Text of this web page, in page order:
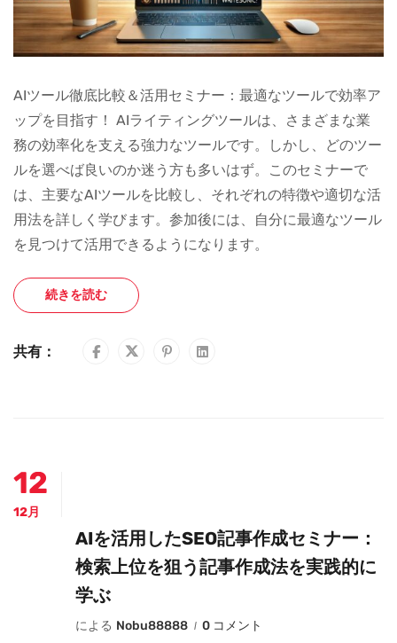
AIツール徹底比較＆活用セミナー：最適なツールで効率ア
ップを目指す！ AIライティングツールは、さまざまな業
務の効率化を支える強力なツールです。しかし、どのツー
ルを選べば良いのか迷う方も多いはず。このセミナーで
は、主要なAIツールを比較し、それぞれの特徴や適切な活
用法を詳しく学びます。参加後には、自分に最適なツール
を見つけて活用できるようになります。
続きを読む
共有：
12
12月
AIを活用したSEO記事作成セミナー：
検索上位を狙う記事作成法を実践的に
学ぶ
による Nobu88888 0 コメント